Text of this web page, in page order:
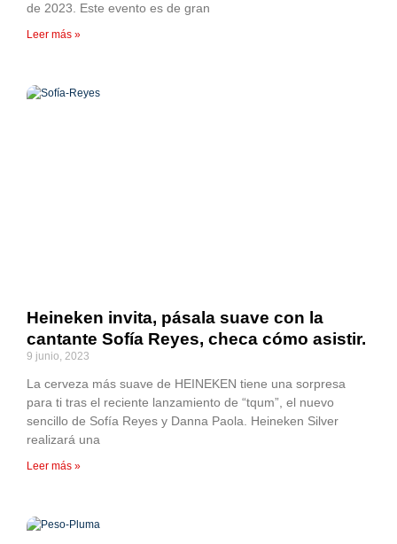
de 2023. Este evento es de gran
Leer más »
Heineken invita, pásala suave con la
cantante Sofía Reyes, checa cómo asistir.
9 junio, 2023
La cerveza más suave de HEINEKEN tiene una sorpresa
para ti tras el reciente lanzamiento de “tqum”, el nuevo
sencillo de Sofía Reyes y Danna Paola. Heineken Silver
realizará una
Leer más »